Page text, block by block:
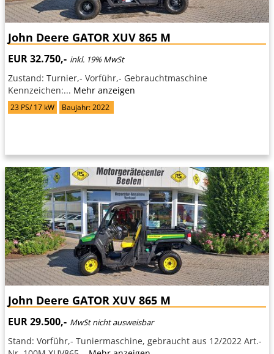
John Deere GATOR XUV 865 M
EUR 32.750,- inkl. 19% MwSt
Zustand: Turnier,- Vorführ,- Gebrauchtmaschine
Kennzeichen:... Mehr anzeigen
23 PS/ 17 kW Baujahr: 2022
John Deere GATOR XUV 865 M
EUR 29.500,- MwSt nicht ausweisbar
Stand: Vorführ,- Tuniermaschine, gebraucht aus 12/2022 Art.-